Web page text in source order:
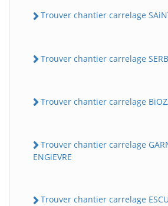
Trouver chantier carrelage
Trouver chantier carrelage
Trouver chantier carrelage
Trouver chantier carrelage
ENGiEVRE
Trouver chantier carrelage